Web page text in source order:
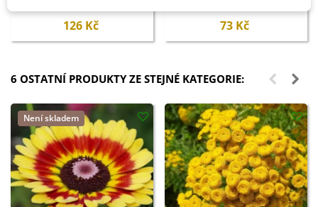
rostlin - 100 ml
126 Kč 73 Kč
6 OSTATNÍ PRODUKTY ZE STEJNÉ KATEGORIE:
Není skladem